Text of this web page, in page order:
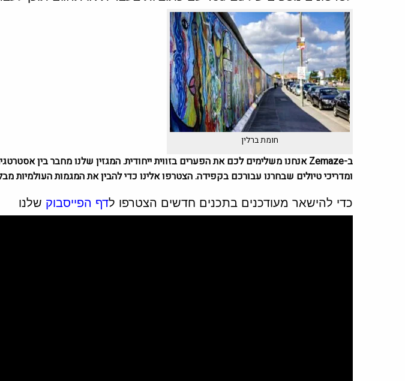
חומת ברלין
ומדריכי טיולים שבחרנו עבורכם בקפידה. הצטרפו אלינו כדי להבין את המגמות העולמיות
כדי להישאר מעודכנים בתכנים חדשים הצטרפו לדף הפייסבוק שלנו